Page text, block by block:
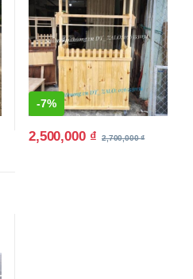
-7%
2,500,000 ₫ 2,700,000₫